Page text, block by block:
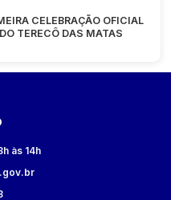
CELEBRAÇÃO OFICIAL
TERECÔ DAS MATAS
às 14h